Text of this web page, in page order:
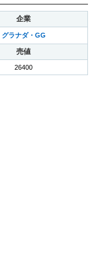
企業
グラナダ・GG
売値
26400